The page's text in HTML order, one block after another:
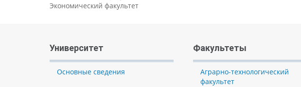
Экономический факультет
Университет
Основные сведения
Факультеты
Аграрно-технологический
факультет